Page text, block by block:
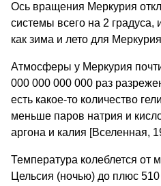
Ось вращения Меркурия
системы всего на 2 градуса,
как зима и лето для
Атмосферы у Меркурия
000 000 000 000 раз
есть какое-то количество
меньше паров натрия и
аргона и калия [Вселенная,
Температура колеблется от
Цельсия (ночью) до плюс